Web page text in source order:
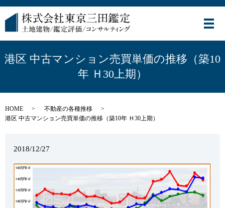
メ
港区 中古マンション売買単価の推移（築10
年 Ｈ30上期）
HOME
不動産の各種推移
港区 中古マンション売買単価の推移（築10年 Ｈ30上期）
2018/12/27